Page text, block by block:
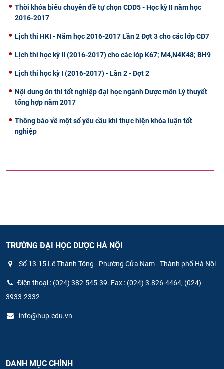
Thời khóa biểu chuyên đề tự chọn CDD5 - Học kỳ II năm học
2016-2017
Lịch thi HKI - Năm học 2016-2017 Lần 2 Đợt 3 cho các lớp CĐ7
Lịch thi học kỳ II (2016-2017) cho các lớp K67; M4,N4K48; BH9
Lịch thi học kỳ I (2016-2017) - Lần 2 - Đợt 2
Nội dung ôn thi tốt nghiệp đại học ngành Dược môn Lý thuyết
tổng hợp năm 2017
Thông báo về một số yêu cầu khi thực hiện khóa luận tốt
nghiệp
TRƯỜNG ĐẠI HỌC DƯỢC HÀ NỘI
Số 13-15 Lê Thánh Tông - Phường Cửa Nam - Thành phố Hà Nội
Điện thoại : (024) 382-545-39. Fax : (024) 3.826-4464, (024)
3933-2332
info@hup.edu.vn
DANH MỤC CHÍNH